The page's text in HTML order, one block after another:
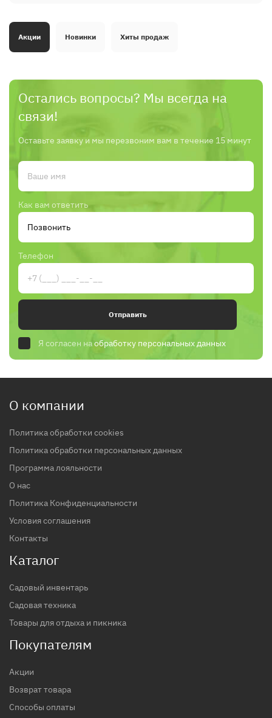
Акции Новинки Хиты продаж
Остались вопросы? Мы всегда на
связи!
Оставьте заявку и мы перезвоним вам в течение 15 минут
Как вам ответить
Телефон
Отправить
Я согласен наобработку персональных данных
О компании
Политика обработки cookies
Политика обработки персональных данных
Программа лояльности
О нас
Политика Конфиденциальности
Условия соглашения
Контакты
Каталог
Садовый инвентарь
Садовая техника
Товары для отдыха и пикника
Покупателям
Акции
Возврат товара
Способы оплаты